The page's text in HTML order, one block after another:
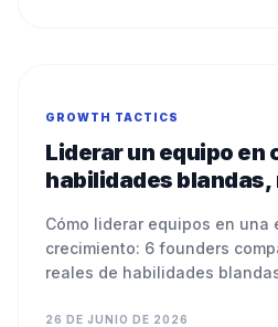
GROWTH TACTICS
Liderar un equipo en
habilidades
Cómo liderar equipos en una
crecimiento: 6 founders
reales de habilidades
26 DE JUNIO DE 2026